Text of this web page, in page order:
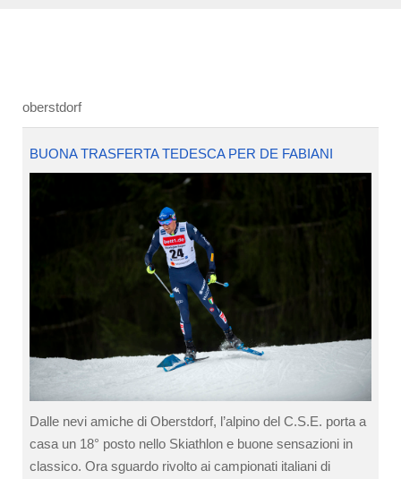
oberstdorf
BUONA TRASFERTA TEDESCA PER DE FABIANI
Dalle nevi amiche di Oberstdorf, l’alpino del C.S.E. porta a
casa un 18° posto nello Skiathlon e buone sensazioni in
classico. Ora sguardo rivolto ai campionati italiani di